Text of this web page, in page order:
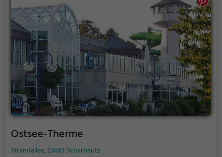
Ostsee-Therme
Strandallee, 23683 Scharbeutz